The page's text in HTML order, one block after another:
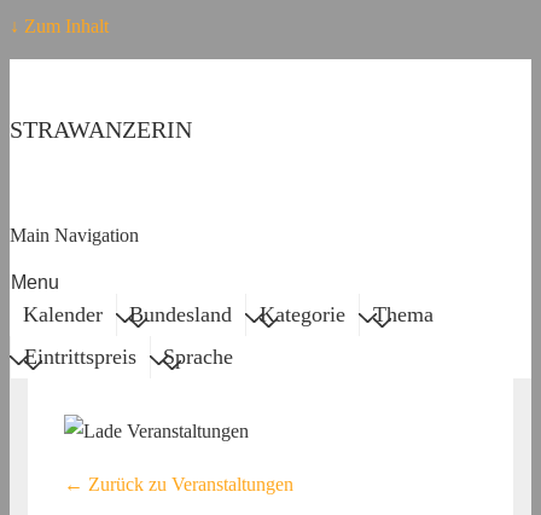
↓ Zum Inhalt
STRAWANZERIN
Main Navigation
Menu
Kalender Bundesland Kategorie
Thema
Eintrittspreis
Sprache
← Zurück zu Veranstaltungen